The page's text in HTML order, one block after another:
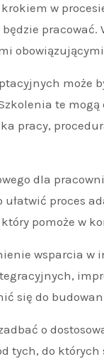
krokiem w
pracować.
może
te
pracy,
dla
proces
pomoże w
wsparcia w
się do
o
tych, do których